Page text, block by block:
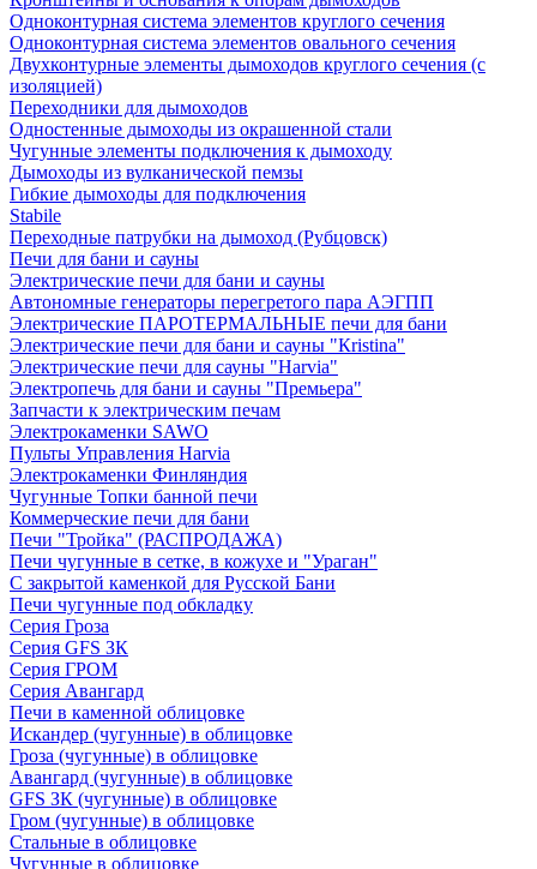
Одноконтурная система элементов круглого сечения
Одноконтурная система элементов овального сечения
Двухконтурные элементы дымоходов круглого сечения (с
изоляцией)
Переходники для дымоходов
Одностенные дымоходы из окрашенной стали
Чугунные элементы подключения к дымоходу
Дымоходы из вулканической пемзы
Гибкие дымоходы для подключения
Stabile
Переходные патрубки на дымоход (Рубцовск)
Печи для бани и сауны
Электрические печи для бани и сауны
Автономные генераторы перегретого пара АЭГПП
Электрические ПАРОТЕРМАЛЬНЫЕ печи для бани
Электрические печи для бани и сауны "Кristina"
Электрические печи для сауны "Harvia"
Электропечь для бани и сауны "Премьера"
Запчасти к электрическим печам
Электрокаменки SAWO
Пульты Управления Harvia
Электрокаменки Финляндия
Чугунные Топки банной печи
Коммерческие печи для бани
Печи "Тройка" (РАСПРОДАЖА)
Печи чугунные в сетке, в кожухе и "Ураган"
С закрытой каменкой для Русской Бани
Печи чугунные под обкладку
Серия Гроза
Серия GFS ЗК
Серия ГРОМ
Серия Авангард
Печи в каменной облицовке
Искандер (чугунные) в облицовке
Гроза (чугунные) в облицовке
Авангард (чугунные) в облицовке
GFS ЗК (чугунные) в облицовке
Гром (чугунные) в облицовке
Стальные в облицовке
Чугунные в облицовке